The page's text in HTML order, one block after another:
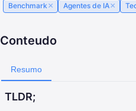
Benchmark× Agentes de IA×
Conteudo
Resumo
TLDR;